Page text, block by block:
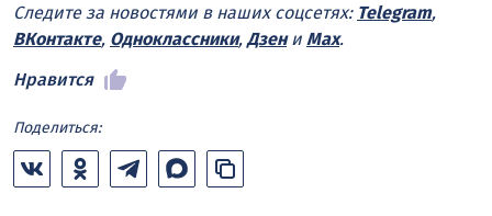
Следите за новостями в наших соцсетях: Telegram,
ВКонтакте, Одноклассники, Дзени Max.
Нравится
Поделиться: